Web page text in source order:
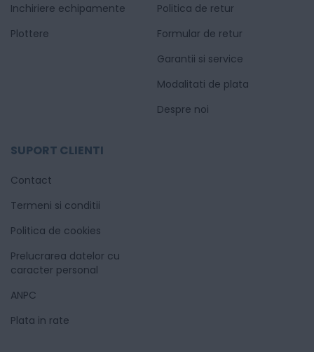
Inchiriere echipamente
Plottere
Politica de retur
Formular de retur
Garantii si service
Modalitati de plata
Despre noi
SUPORT CLIENTI
Contact
Termeni si conditii
Politica de cookies
Prelucrarea datelor cu
caracter personal
ANPC
Plata in rate